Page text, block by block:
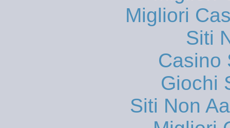
Migliori
Siti
Casino
Giochi
Siti Non